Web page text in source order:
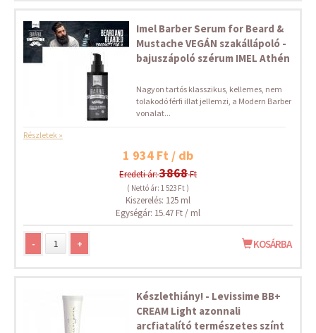
Imel Barber Serum for Beard &
Mustache VEGÁN szakállápoló -
bajuszápoló szérum IMEL Athén
Nagyon tartós klasszikus, kellemes, nem
tolakodó férfi illat jellemzi, a Modern Barber
vonalat...
Részletek »
1 934 Ft / db
Eredeti ár:3868Ft
( Nettó ár: 1 523 Ft )
Kiszerelés: 125 ml
Egységár: 15.47 Ft / ml
- + KOSÁRBA
Készlethiány! - Levissime BB+
CREAM Light azonnali
arcfiatalító természetes színt